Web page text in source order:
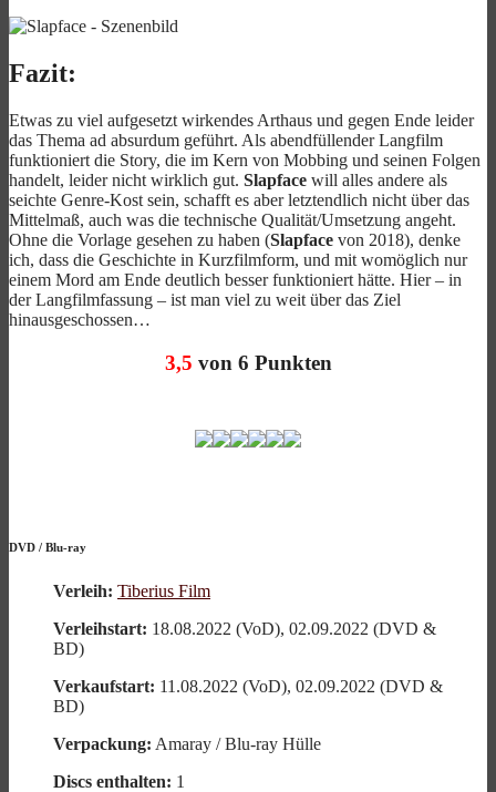
Fazit:
Etwas zu viel aufgesetzt wirkendes Arthaus und gegen Ende leider
das Thema ad absurdum geführt. Als abendfüllender Langfilm
funktioniert die Story, die im Kern von Mobbing und seinen Folgen
handelt, leider nicht wirklich gut. Slapface will alles andere als
seichte Genre-Kost sein, schafft es aber letztendlich nicht über das
Mittelmaß, auch was die technische Qualität/Umsetzung angeht.
Ohne die Vorlage gesehen zu haben (Slapface von 2018), denke
ich, dass die Geschichte in Kurzfilmform, und mit womöglich nur
einem Mord am Ende deutlich besser funktioniert hätte. Hier – in
der Langfilmfassung – ist man viel zu weit über das Ziel
hinausgeschossen…
3,5 von 6 Punkten
DVD / Blu-ray
Verleih: Tiberius Film
Verleihstart: 18.08.2022 (VoD), 02.09.2022 (DVD &
BD)
Verkaufstart: 11.08.2022 (VoD), 02.09.2022 (DVD &
BD)
Verpackung: Amaray / Blu-ray Hülle
Discs enthalten: 1